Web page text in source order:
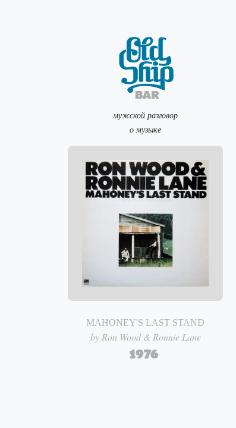
мужской разговор
о музыке
MAHONEY'S LAST STAND
by Ron Wood & Ronnie Lane
1976